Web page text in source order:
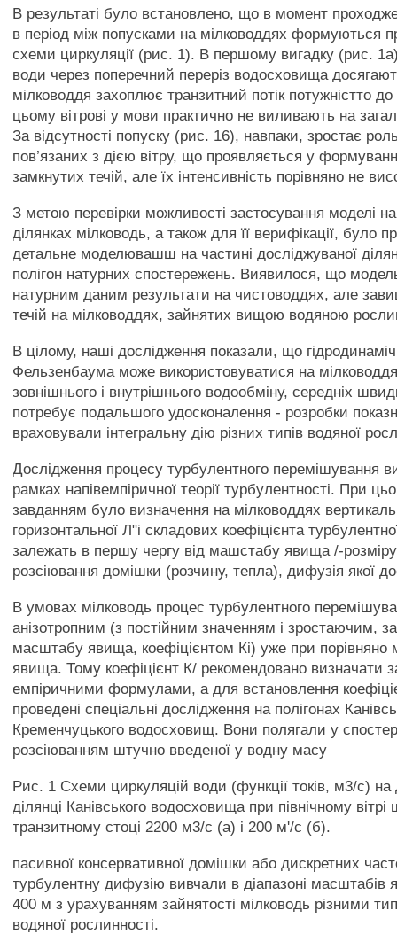
В результаті було встановлено, що в момент
в період між попусками на мілководдях формуються
схеми циркуляції (рис. 1). В першому вигадку (рис.
води через поперечний переріз водосховища
мілководдя захоплює транзитний потік потужністто
цьому вітрові у мови практично не виливають на
За відсутності попуску (рис. 16), навпаки, зростає
пов’язаних з дією вітру, що проявляється у
замкнутих течій, але їх інтенсивність порівняно не
З метою перевірки можливості застосування моделі
ділянках мілководь, а також для її верифікації, було
детальне моделювашш на частині досліджуваної
полігон натурних спостережень. Виявилося, що
натурним даним результати на чистоводдях, але
течій на мілководдях, зайнятих вищою водяною
В цілому, наші дослідження показали, що
Фельзенбаума може використовуватися на
зовнішнього і внутрішнього водообміну, середніх
потребує подальшого удосконалення - розробки
враховували інтегральну дію різних типів водяної
Дослідження процесу турбулентного перемішування
рамках напівемпіричної теорії турбулентності. При
завданням було визначення на мілководдях
горизонтальної Л"і складових коефіцієнта
залежать в першу чергу від машстабу явища /-
розсіювання домішки (розчину, тепла), дифузія якої
В умовах мілководь процес турбулентного
анізотропним (з постійним значенням і зростаючим,
масштабу явища, коефіцієнтом Кі) уже при
явища. Тому коефіцієнт К/ рекомендовано визначати
емпіричними формулами, а для встановлення
проведені спеціальні дослідження на полігонах
Кременчуцького водосховищ. Вони полягали у
розсіюванням штучно введеної у водну масу
Рис. 1 Схеми циркуляцій води (функції токів, м3/с) на
ділянці Канівського водосховища при північному
транзитному стоці 2200 м3/с (а) і 200 м'/с (б).
пасивної консервативної домішки або дискретних
турбулентну дифузію вивчали в діапазоні масштабів
400 м з урахуванням зайнятості мілководь різними
водяної рослинності.